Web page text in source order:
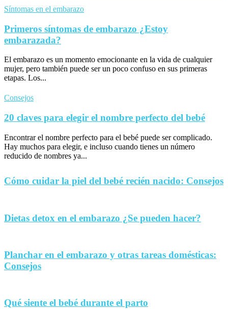
Síntomas en el embarazo
Primeros síntomas de embarazo ¿Estoy
embarazada?
El embarazo es un momento emocionante en la vida de cualquier
mujer, pero también puede ser un poco confuso en sus primeras
etapas. Los...
Consejos
20 claves para elegir el nombre perfecto del bebé
Encontrar el nombre perfecto para el bebé puede ser complicado.
Hay muchos para elegir, e incluso cuando tienes un número
reducido de nombres ya...
Cómo cuidar la piel del bebé recién nacido: Consejos
Dietas detox en el embarazo ¿Se pueden hacer?
Planchar en el embarazo y otras tareas domésticas:
Consejos
Qué siente el bebé durante el parto